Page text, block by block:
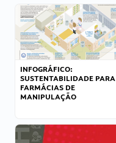
INFOGRÁFICO:
SUSTENTABILIDADE PARA
FARMÁCIAS DE
MANIPULAÇÃO